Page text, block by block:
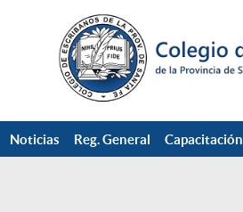
Noticias Reg. General Capacitación